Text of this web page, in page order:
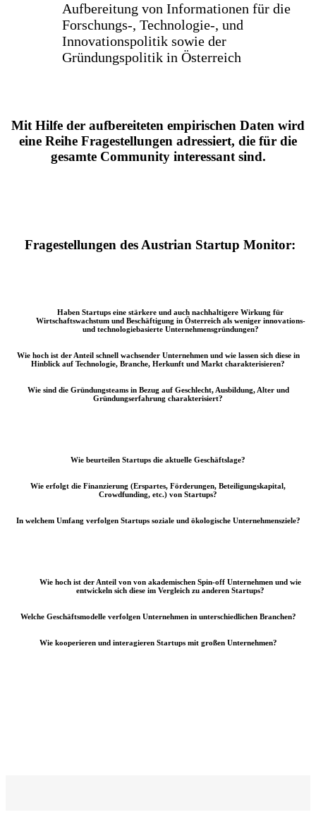
Aufbereitung von Informationen für die
Forschungs-, Technologie-, und
Innovationspolitik sowie der
Gründungspolitik in Österreich
Mit Hilfe der aufbereiteten empirischen Daten wird
eine Reihe Fragestellungen adressiert, die für die
gesamte Community interessant sind.
Fragestellungen des Austrian Startup Monitor:
Haben Startups eine stärkere und auch nachhaltigere Wirkung für
Wirtschaftswachstum und Beschäftigung in Österreich als weniger innovations-
und technologiebasierte Unternehmensgründungen?
Wie hoch ist der Anteil schnell wachsender Unternehmen und wie lassen sich diese in
Hinblick auf Technologie, Branche, Herkunft und Markt charakterisieren?
Wie sind die Gründungsteams in Bezug auf Geschlecht, Ausbildung, Alter und
Gründungserfahrung charakterisiert?
Wie beurteilen Startups die aktuelle Geschäftslage?
Wie erfolgt die Finanzierung (Erspartes, Förderungen, Beteiligungskapital,
Crowdfunding, etc.) von Startups?
In welchem Umfang verfolgen Startups soziale und ökologische Unternehmensziele?
Wie hoch ist der Anteil von von akademischen Spin-off Unternehmen und wie
entwickeln sich diese im Vergleich zu anderen Startups?
Welche Geschäftsmodelle verfolgen Unternehmen in unterschiedlichen Branchen?
Wie kooperieren und interagieren Startups mit großen Unternehmen?